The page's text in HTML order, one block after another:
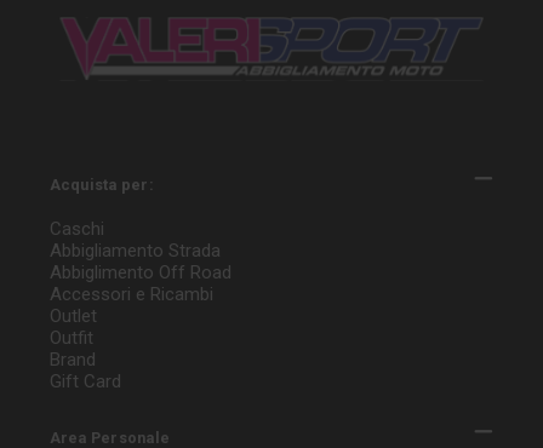
Acquista per:
Caschi
Abbigliamento Strada
Abbiglimento Off Road
Accessori e Ricambi
Outlet
Outfit
Brand
Gift Card
Area Personale